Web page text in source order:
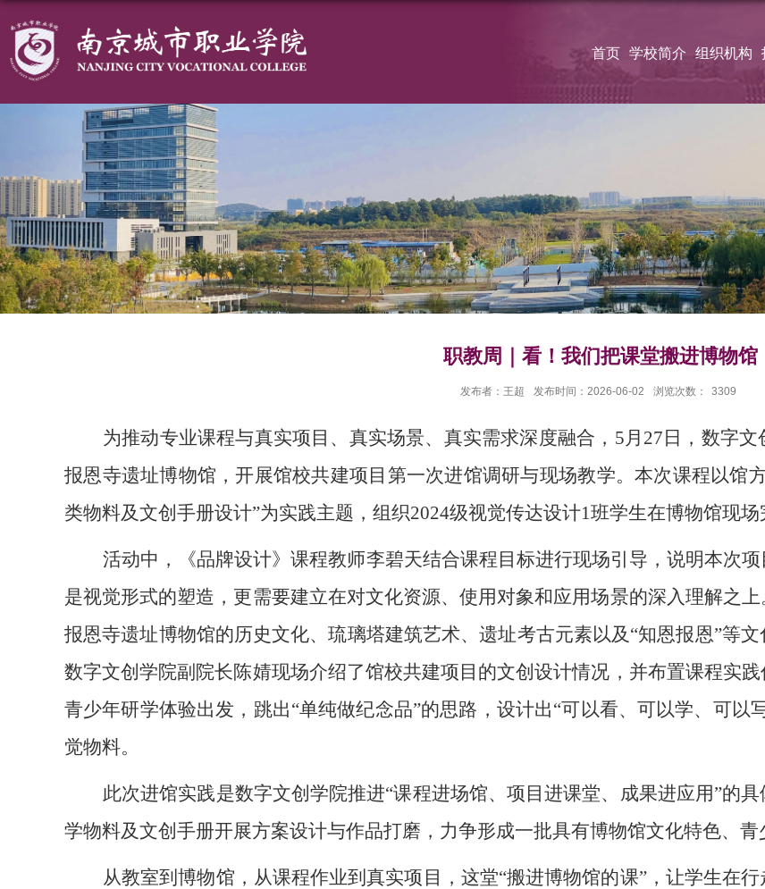
首页 学校简介 组织机构
职教周｜看！我们把课堂搬进博物馆
发布者：王超 发布时间：2026-06-02 浏览次数： 3309
为推动专业课程与真实项目、真实场景、真实需求深度融合， 5月 27 日，数字
报恩寺遗址博物馆，开展馆校共建项目第一次进馆调研与现场教学。本次课程以馆
类物料及文创手册设计”为实践主题，组织2024级视觉传达设计1班学生在博物馆现场
活动中，《品牌设计》课程教师李碧天结合课程目标进行现场引导，说明本次
是视觉形式的塑造，更需要建立在对文化资源、使用对象和应用场景的深入理解之
报恩寺遗址博物馆的历史文化、琉璃塔建筑艺术、遗址考古元素以及 “知恩报恩”等
数字文创学院副院长陈婧现场介绍了馆校共建项目的文创设计情况，并布置课程实
青少年研学体验出发，跳出“单纯做纪念品”的思路，设计出“可以看、可以学、可以
觉物料。
此次进馆实践是数字文创学院推进“课程进场馆、项目进课堂、成果进应用”的
学物料及文创手册开展方案设计与作品打磨，力争形成一批具有博物馆文化特色、青
从教室到博物馆，从课程作业到真实项目，这堂“搬进博物馆的课”，让学生在